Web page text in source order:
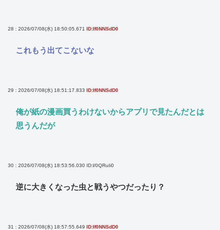
28 : 2026/07/08(水) 18:50:05.671 ID:If0NNSdD0
これもう出てこないな
29 : 2026/07/08(水) 18:51:17.833 ID:If0NNSdD0
俺が紙の漫画買うわけないからアプリで見たんだとは
思うんだが
30 : 2026/07/08(水) 18:53:56.030 ID:l/0QRuIi0
逆に大きくなった虫と戦うやつだったり？
31 : 2026/07/08(水) 18:57:55.649 ID:If0NNSdD0